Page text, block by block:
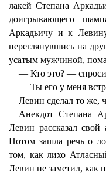
лакей Степана
доигрывающего
Аркадьичу и к
переглянувшись на
усатым мужчиной,
— Кто это? —
— Ты его у меня
Левин сделал то же,
Анекдот Степана
Левин рассказал свой
Потом зашла речь о
том, как лихо
Левин не заметил, как